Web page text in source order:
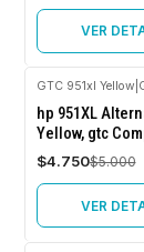
VER
-5%
OFF
GTC 951xl Yellow
hp 951XL
Yellow, gtc
$4.750$5.000
VER